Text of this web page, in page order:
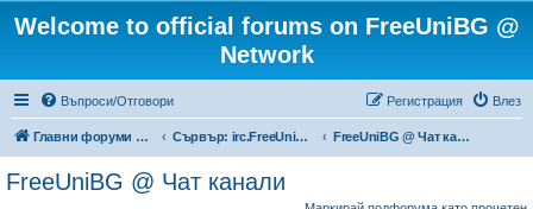
Welcome to official forums on FreeUniBG @
Network
Въпроси/Отговори Влез
Регистрация
Главни форуми на FreeUniBG.eu Сървър: irc.FreeUniBG.eu FreeUniBG @ Чат канали
FreeUniBG @ Чат канали